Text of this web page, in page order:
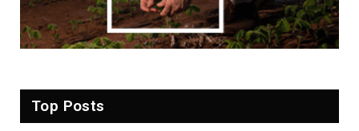
Top Posts